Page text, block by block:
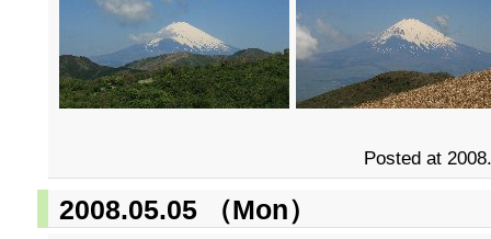
Posted at
2008.05.05 （Mon）